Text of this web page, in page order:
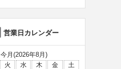
営業日カレンダー
今月(2026年8月)
火 水 木 金
土